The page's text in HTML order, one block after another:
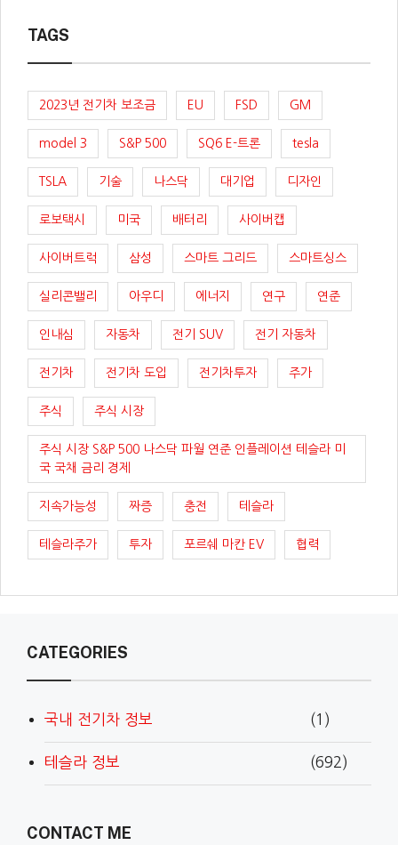
TAGS
2023년 전기차 보조금 EU FSD GM
model 3 S&P 500 SQ6 E-트론 tesla
TSLA 기술 나스닥 대기업 디자인
로보택시 미국 배터리 사이버캡
사이버트럭 삼성 스마트 그리드 스마트싱스
실리콘밸리 아우디 에너지 연구 연준
인내심 자동차 전기 SUV 전기 자동차
전기차 전기차 도입 전기차투자 주가
주식 주식 시장
주식 시장 S&P 500 나스닥 파월 연준 인플레이션 테슬라 미
국 국채 금리 경제
지속가능성 짜증 충전 테슬라
테슬라주가 투자 포르쉐 마칸 EV 협력
CATEGORIES
국내 전기차 정보 (1)
테슬라 정보 (692)
CONTACT ME